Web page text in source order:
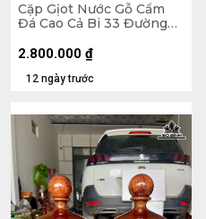
Cặp Gịot Nước Gỗ Cẩm
Đá Cao Cả Bi 33 Đường
12 ngày trước
2.800.000 ₫